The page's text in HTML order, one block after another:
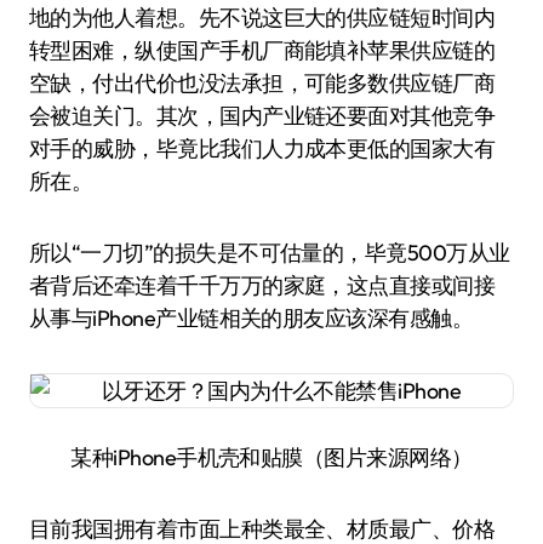
地的为他人着想。先不说这巨大的供应链短时间内
转型困难，纵使国产手机厂商能填补苹果供应链的
空缺，付出代价也没法承担，可能多数供应链厂商
会被迫关门。其次，国内产业链还要面对其他竞争
对手的威胁，毕竟比我们人力成本更低的国家大有
所在。
所以“一刀切”的损失是不可估量的，毕竟500万从业
者背后还牵连着千千万万的家庭，这点直接或间接
从事与iPhone产业链相关的朋友应该深有感触。
某种iPhone手机壳和贴膜（图片来源网络）
目前我国拥有着市面上种类最全、材质最广、价格